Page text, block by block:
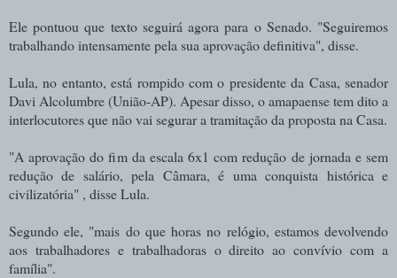
Ele pontuou que texto seguirá agora para o Senado. "Seguiremos
trabalhando intensamente pela sua aprovação definitiva", disse.
Lula, no entanto, está rompido com o presidente da Casa, senador
Davi Alcolumbre (União-AP). Apesar disso, o amapaense tem dito a
interlocutores que não vai segurar a tramitação da proposta na Casa.
"A aprovação do fim da escala 6x1 com redução de jornada e sem
redução de salário, pela Câmara, é uma conquista histórica e
civilizatória" , disse Lula.
Segundo ele, "mais do que horas no relógio, estamos devolvendo
aos trabalhadores e trabalhadoras o direito ao convívio com a
família".